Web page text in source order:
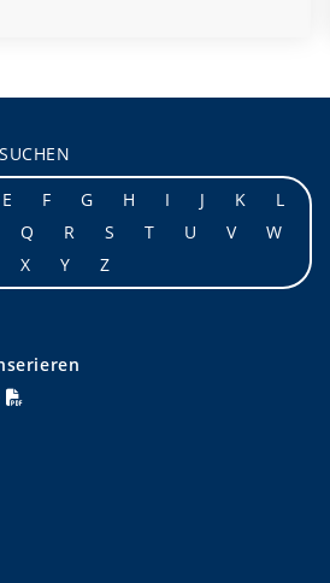
E F G H I J K
L
Q R S T U V
W
X
Y Z